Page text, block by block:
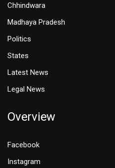
Chhindwara
Madhaya Pradesh
Politics
States
Latest News
Legal News
Overview
Facebook
Instagram